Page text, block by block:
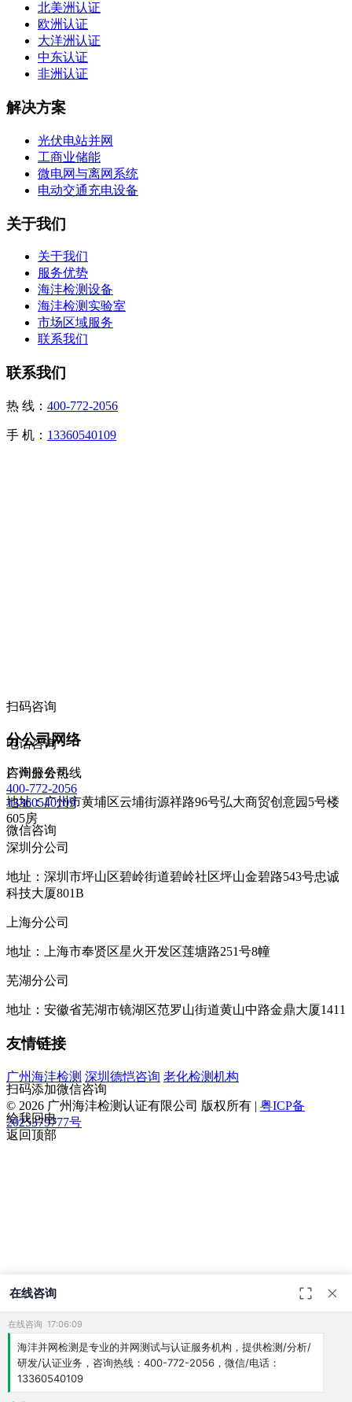
北美洲认证
欧洲认证
大洋洲认证
中东认证
非洲认证
解决方案
光伏电站并网
工商业储能
微电网与离网系统
电动交通充电设备
关于我们
关于我们
服务优势
海沣检测设备
海沣检测实验室
市场区域服务
联系我们
联系我们
热 线： 400-772-2056
手 机： 13360540109
扫码咨询
分公司网络
广州分公司
地址：广州市黄埔区云埔街源祥路96号弘大商贸创意园5号楼
605房
深圳分公司
地址：深圳市坪山区碧岭街道碧岭社区坪山金碧路543号忠诚
科技大厦801B
上海分公司
地址：上海市奉贤区星火开发区莲塘路251号8幢
芜湖分公司
地址：安徽省芜湖市镜湖区范罗山街道黄山中路金鼎大厦1411
友情链接
广州海沣检测 深圳德恺咨询 老化检测机构
© 2026 广州海沣检测认证有限公司 版权所有 | 粤ICP备
2025379777号
电话咨询
咨询服务热线
400-772-2056
13360540109
微信咨询
扫码添加微信咨询
给我回电
返回顶部
在线咨询
在线咨询 17:06:09
海沣并网检测是专业的并网测试与认证服务机构，提供检测/分析/
研发/认证业务，咨询热线：400-772-2056，微信/电话：
13360540109